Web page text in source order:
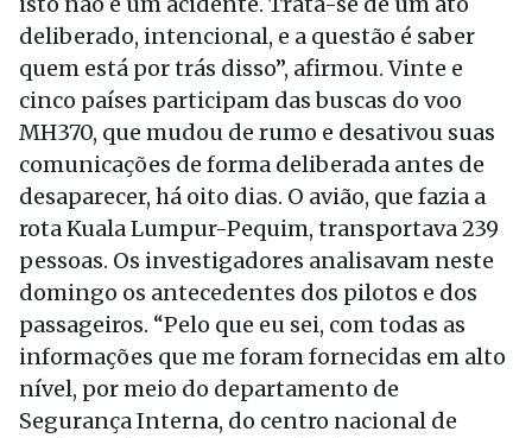
deliberado, intencional, e a questão é saber
quem está por trás disso”, afirmou. Vinte e
cinco países participam das buscas do voo
MH370, que mudou de rumo e desativou suas
comunicações de forma deliberada antes de
desaparecer, há oito dias. O avião, que fazia a
rota Kuala Lumpur-Pequim, transportava 239
pessoas. Os investigadores analisavam neste
domingo os antecedentes dos pilotos e dos
passageiros. “Pelo que eu sei, com todas as
informações que me foram fornecidas em alto
nível, por meio do departamento de
Segurança Interna, do centro nacional de